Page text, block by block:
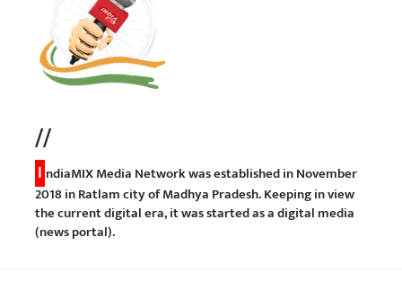
//
I ndiaMIX Media Network was established in November
2018 in Ratlam city of Madhya Pradesh. Keeping in view
the current digital era, it was started as a digital media
(news portal).